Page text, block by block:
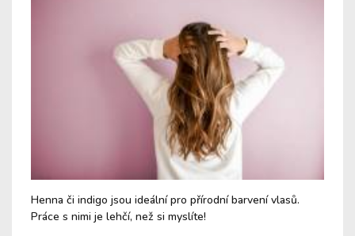
Henna či indigo jsou ideální pro přírodní barvení vlasů.
Práce s nimi je lehčí, než si myslíte!